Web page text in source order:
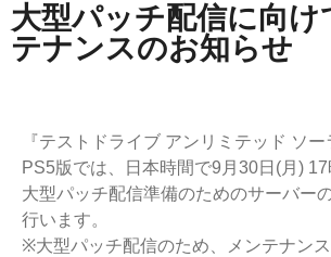
大型パッチ配信に向け
テナンスのお知らせ
『テストドライブ アンリミテッド ソ
PS5版では、日本時間で9月30日(月) 17
大型パッチ配信準備のためのサーバー
行います。
※大型パッチ配信のため、メンテナン